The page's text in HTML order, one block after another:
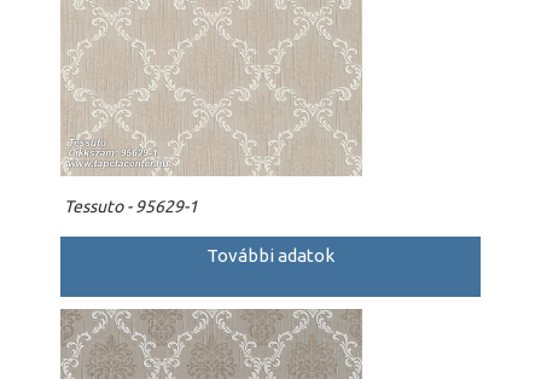
Tessuto - 95629-1
További adatok